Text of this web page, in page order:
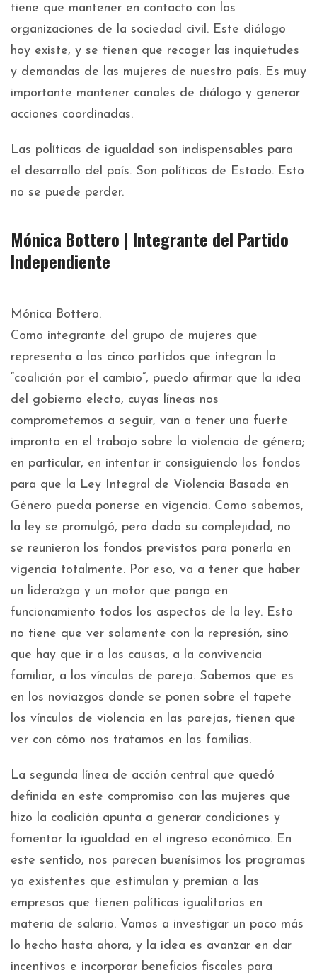
tiene que mantener en contacto con las
organizaciones de la sociedad civil. Este diálogo
hoy existe, y se tienen que recoger las inquietudes
y demandas de las mujeres de nuestro país. Es muy
importante mantener canales de diálogo y generar
acciones coordinadas.
Las políticas de igualdad son indispensables para
el desarrollo del país. Son políticas de Estado. Esto
no se puede perder.
Mónica Bottero | Integrante del Partido
Independiente
Mónica Bottero.
Como integrante del grupo de mujeres que
representa a los cinco partidos que integran la
“coalición por el cambio”, puedo afirmar que la idea
del gobierno electo, cuyas líneas nos
comprometemos a seguir, van a tener una fuerte
impronta en el trabajo sobre la violencia de género;
en particular, en intentar ir consiguiendo los fondos
para que la Ley Integral de Violencia Basada en
Género pueda ponerse en vigencia. Como sabemos,
la ley se promulgó, pero dada su complejidad, no
se reunieron los fondos previstos para ponerla en
vigencia totalmente. Por eso, va a tener que haber
un liderazgo y un motor que ponga en
funcionamiento todos los aspectos de la ley. Esto
no tiene que ver solamente con la represión, sino
que hay que ir a las causas, a la convivencia
familiar, a los vínculos de pareja. Sabemos que es
en los noviazgos donde se ponen sobre el tapete
los vínculos de violencia en las parejas, tienen que
ver con cómo nos tratamos en las familias.
La segunda línea de acción central que quedó
definida en este compromiso con las mujeres que
hizo la coalición apunta a generar condiciones y
fomentar la igualdad en el ingreso económico. En
este sentido, nos parecen buenísimos los programas
ya existentes que estimulan y premian a las
empresas que tienen políticas igualitarias en
materia de salario. Vamos a investigar un poco más
lo hecho hasta ahora, y la idea es avanzar en dar
incentivos e incorporar beneficios fiscales para